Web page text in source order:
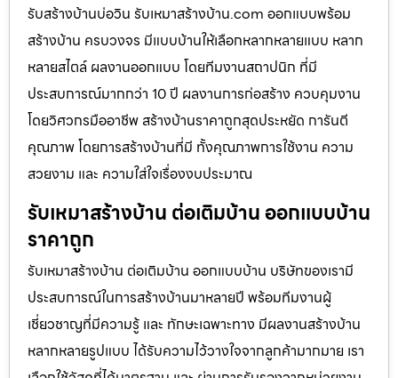
รับสร้างบ้านบ่อวิน รับเหมาสร้างบ้าน.com ออกแบบพร้อม
สร้างบ้าน ครบวงจร มีแบบบ้านให้เลือกหลากหลายแบบ หลาก
หลายสไตล์ ผลงานออกแบบ โดยทีมงานสถาปนิก ที่มี
ประสบการณ์มากกว่า 10 ปี ผลงานการก่อสร้าง ควบคุมงาน
โดยวิศวกรมืออาชีพ สร้างบ้านราคาถูกสุดประหยัด การันตี
คุณภาพ โดยการสร้างบ้านที่มี ทั้งคุณภาพการใช้งาน ความ
สวยงาม และ ความใส่ใจเรื่องงบประมาณ
รับเหมาสร้างบ้าน ต่อเติมบ้าน ออกแบบบ้าน
ราคาถูก
รับเหมาสร้างบ้าน ต่อเติมบ้าน ออกแบบบ้าน บริษัทของเรามี
ประสบการณ์ในการสร้างบ้านมาหลายปี พร้อมทีมงานผู้
เชี่ยวชาญที่มีความรู้ และ ทักษะเฉพาะทาง มีผลงานสร้างบ้าน
หลากหลายรูปแบบ ได้รับความไว้วางใจจากลูกค้ามากมาย เรา